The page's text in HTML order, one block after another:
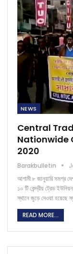
NEWS
Central
Nationwide
2020
Barakbulletin
আগামী ৮ জানুয়ারি সমগ্র
১০ টি কেন্দ্রীয় ট্রেড
স্থানে জুড়ে দেওয়া
READ MORE...